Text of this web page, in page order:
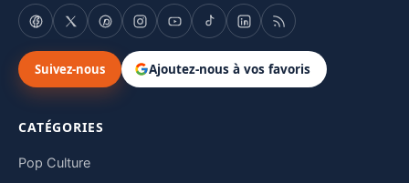
Suivez-nous Ajoutez-nous à vos favoris
CATÉGORIES
Pop Culture